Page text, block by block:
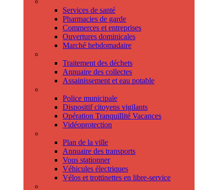
Services de santé
Pharmacies de garde
Commerces et entreprises
Ouvertures dominicales
Marché hebdomadaire
Traitement des déchets
Annuaire des collectes
Assainissement et eau potable
Police municipale
Dispositif citoyens vigilants
Opération Tranquillité Vacances
Vidéoprotection
Plan de la ville
Annuaire des transports
Vous stationner
Véhicules électriques
Vélos et trottinettes en libre-service